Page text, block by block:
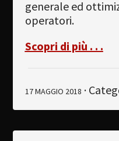
generale ed
operatori.
Scopri di più . . .
17 MAGGIO 2018 ·